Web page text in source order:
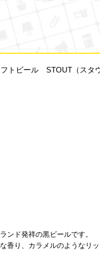
トビール STOUT（スタウ
ンド発祥の黒ビールです。
香り、カラメルのようなリ